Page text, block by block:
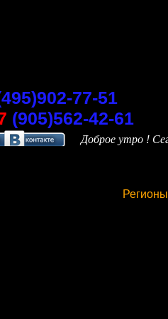
77-51
(905)562-42-61
Доброе утро !